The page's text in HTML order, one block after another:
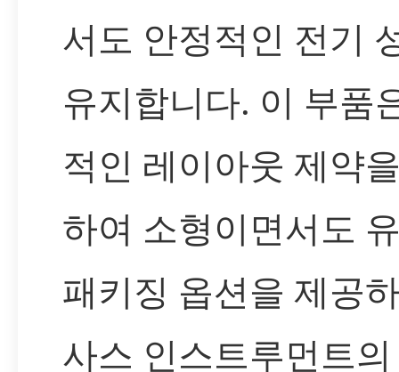
서도 안정적인 전기
유지합니다. 이 부품
적인 레이아웃 제약
하여 소형이면서도
패키징 옵션을 제공
사스 인스트루먼트